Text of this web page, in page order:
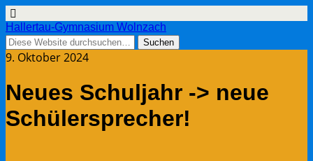
Hallertau-Gymnasium Wolnzach
9. Oktober 2024
Neues Schuljahr -> neue
Schülersprecher!